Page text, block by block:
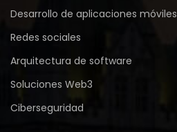
Desarrollo de aplicaciones móviles
Redes sociales
Arquitectura de software
Soluciones Web3
Ciberseguridad